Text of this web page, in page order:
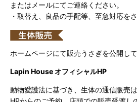
またはメールにてご連絡ください。
・取替え、良品の手配等、至急対応を
ホームページにて販売うさぎを公開して
Lapin House オフィシャルHP
動物愛護法に基づき、生体の通信販売